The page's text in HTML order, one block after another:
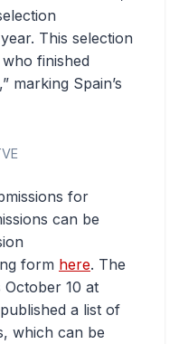
This selection
finished
marking Spain’s
for
can be
form here. The
October 10 at
a list of
which can be